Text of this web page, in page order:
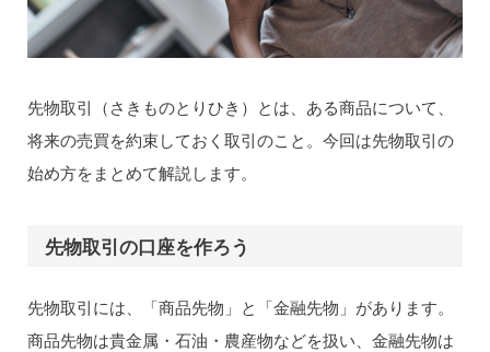
先物取引（さきものとりひき）とは、ある商品について、
将来の売買を約束しておく取引のこと。今回は先物取引の
始め方をまとめて解説します。
先物取引の口座を作ろう
先物取引には、「商品先物」と「金融先物」があります。
商品先物は貴金属・石油・農産物などを扱い、金融先物は